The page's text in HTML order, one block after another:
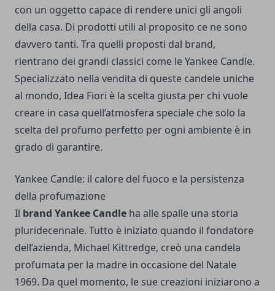
con un oggetto capace di rendere unici gli angoli
della casa. Di prodotti utili al proposito ce ne sono
davvero tanti. Tra quelli proposti dal brand,
rientrano dei grandi classici come leYankee Candle.
Specializzato nella vendita di queste candele uniche
al mondo, Idea Fiori è la scelta giusta per chi vuole
creare in casa quell’atmosfera speciale che solo la
scelta del profumo perfetto per ogni ambiente è in
grado di garantire.
Yankee Candle: il calore del fuoco e la persistenza
della profumazione
Il brand Yankee Candle ha alle spalle una storia
pluridecennale. Tutto è iniziato quando il fondatore
dell’azienda, Michael Kittredge, creò una candela
profumata per la madre in occasione del Natale
1969. Da quel momento, le sue creazioni iniziarono a